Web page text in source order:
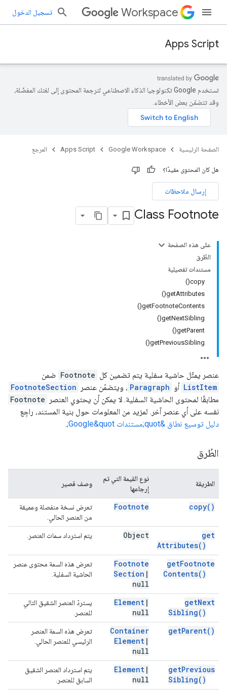
Workspace تسجيل الدخول
Apps Script
تستخدم Google تكنولوجيا الذكاء الاصطناعي لترجمة المحتوى إلى لغتك المفضّلة،
وقد تتضمّن بعض الأخطاء.
الصفحة الرئيسية Google Workspace
Apps Script المرجع
هل كان المحتوى مفيدًا؟
إرسال ملاحظات
Class Footnote
على هذه الصفحة
الطُرق
مستندات تفصيلية
copy()
getAttributes()
getFootnoteContents()
getNextSibling()
getParent()
getPreviousSibling()
عنصر يمثّل حاشية سفلية يتم تضمين كل Footnote ضمن
ListItem أو Paragraph ، ويتضمّن عنصر
FootnoteSection
مطابقًا لمحتوى الحاشية السفلية. لا يمكن أن يحتوي العنصر
Footnote
نفسه على أي عنصر آخر. لمزيد من المعلومات حول بنية المستند، راجِع
دليل توسيع نطاق &quot;مستندات Google&quot;
.
الطُرق
الطريقة
نوع القيمة التي تم
إرجاعها
وصف قصير
copy( )
Footnote
تعرض نسخة منفصلة وعميقة
من العنصر الحالي.
get
Attributes( )
Object يتم استرداد سمات العنصر.
getFootnote
Contents( )
Footnote
Section |
null
تعرض هذه السمة محتوى عنصر
الحاشية السفلية.
getNext
Sibling( )
Element |
null
يستردّ العنصر الشقيق التالي
للعنصر.
getParent( )
Container
Element |
null
تعرض هذه السمة العنصر
الرئيسي للعنصر الحالي.
getPrevious
Sibling( )
Element |
null
يتم استرداد العنصر الشقيق
السابق للعنصر.